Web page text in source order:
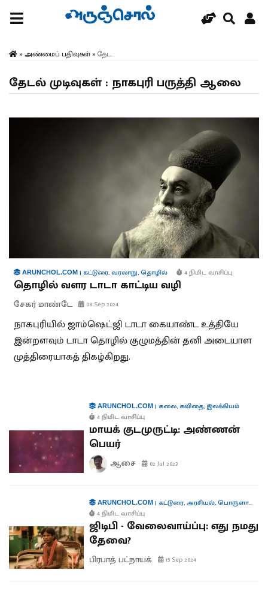
» அண்மைப் பதிவுகள்» தேட...
தேடல் முடிவுகள் : நாகபுரி பருத்தி ஆலை
ARUNCHOL.COM | கட்டுரை, வரலாறு,தொழில் 4 நிமிட வாசிப்பு
தொழில் வளர டாடா காட்டிய வழி
சேகர் மாண்டே 08 Sep 2024
நாகபுரியில் ஜாம்ஷெட்ஜி டாடா கையாண்ட உத்தியே
இன்றளவும் டாடா தொழில் குழுமத்தின் தனி அடையாள
முத்திரையாகத் திகழ்கிறது.
ARUNCHOL.COM| கலை, கவிதை, இலக்கியம்
4 நிமிட வாசிப்பு
மாயக் குடமுருட்டி: அண்ணன்
பெயர்
ஆசை 02 Jul 2023
ARUNCHOL.COM| கட்டுரை,அரசியல்,பொருளாதாரம்
4 நிமிட வாசிப்பு
ஜிடிபி - வேலைவாய்ப்பு: எது நமது
தேவை?
பிரபாத் பட்நாயக் 15 Sep 2024